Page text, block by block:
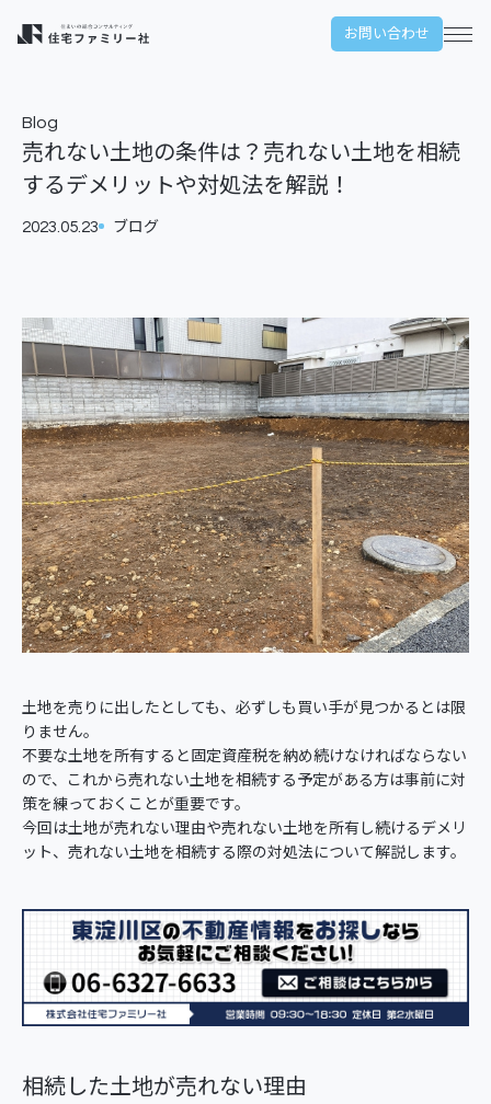
本文までスキップする
お問い合わせ
メ
売れない土地の条件は？売れない土地を相続
するデメリットや対処法を解説！
Blog
2023.05.23 ブログ
土地を売りに出したとしても、必ずしも買い手が見つかるとは限
りません。
不要な土地を所有すると固定資産税を納め続けなければならない
ので、これから売れない土地を相続する予定がある方は事前に対
策を練っておくことが重要です。
今回は土地が売れない理由や売れない土地を所有し続けるデメリ
ット、売れない土地を相続する際の対処法について解説します。
相続した土地が売れない理由